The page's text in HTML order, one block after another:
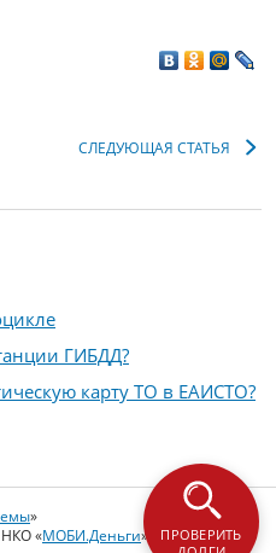
СЛЕДУЮЩАЯ СТАТЬЯ
ГИБДД?
карту ТО в ЕАИСТО?
ПРОВЕРИТЬ
»
«МОБИ.Деньги»